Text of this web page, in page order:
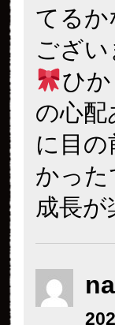
てるか
ござい
ひ
の心配
に目
かっ
成長が